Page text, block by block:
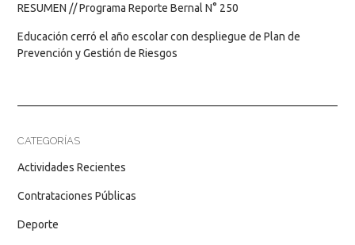
RESUMEN // Programa Reporte Bernal N° 250
Educación cerró el año escolar con despliegue de Plan de
Prevención y Gestión de Riesgos
CATEGORÍAS
Actividades Recientes
Contrataciones Públicas
Deporte